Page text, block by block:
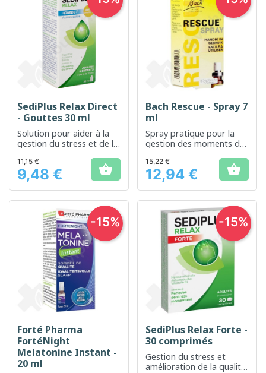
SediPlus Relax Direct
- Gouttes 30 ml
Solution pour aider à la
gestion du stress et de la
Prix
11,15 €
9,48 € 
Bach Rescue - Spray 7
ml
Spray pratique pour la
gestion des moments de
Prix
15,22 €
12,94 € 
Forté Pharma
FortéNight
Melatonine Instant -
20 ml
-15%
SediPlus Relax Forte -
30 comprimés
Gestion du stress et
amélioration de la qualité
-15%